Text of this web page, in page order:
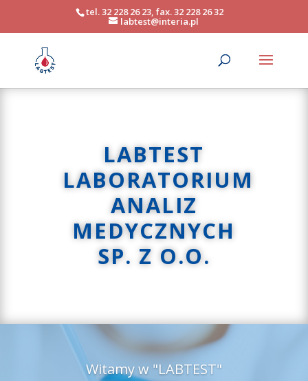
tel. 32 228 26 23, fax. 32 228 26 32
labtest@interia.pl
LABTEST
LABORATORIUM
ANALIZ
MEDYCZNYCH
SP. Z O.O.
Witamy w "LABTEST"